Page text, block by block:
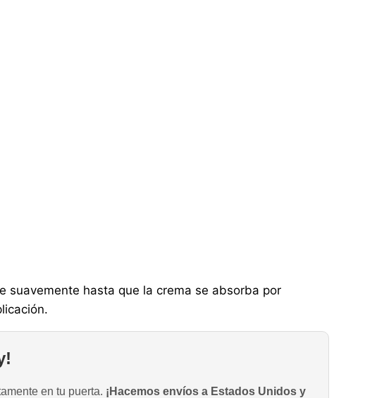
suavemente hasta que la crema se absorba por
en tu puerta. ¡Hacemos envíos a Estados Unidos y